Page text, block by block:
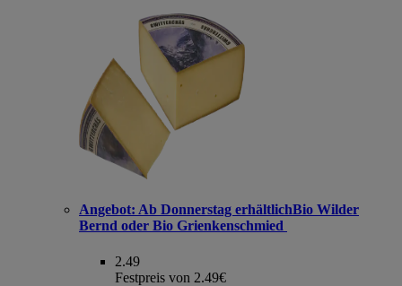
Angebot: Ab Donnerstag erhältlichBio Wilder
Bernd oder Bio Grienkenschmied
2.49
Festpreis von 2.49€